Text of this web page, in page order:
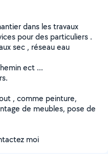
dans les travaux
pour des particuliers .
sec , réseau eau
ect ...
, comme peinture,
de meubles, pose de
moi